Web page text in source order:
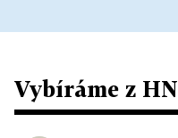
Vybíráme z HN